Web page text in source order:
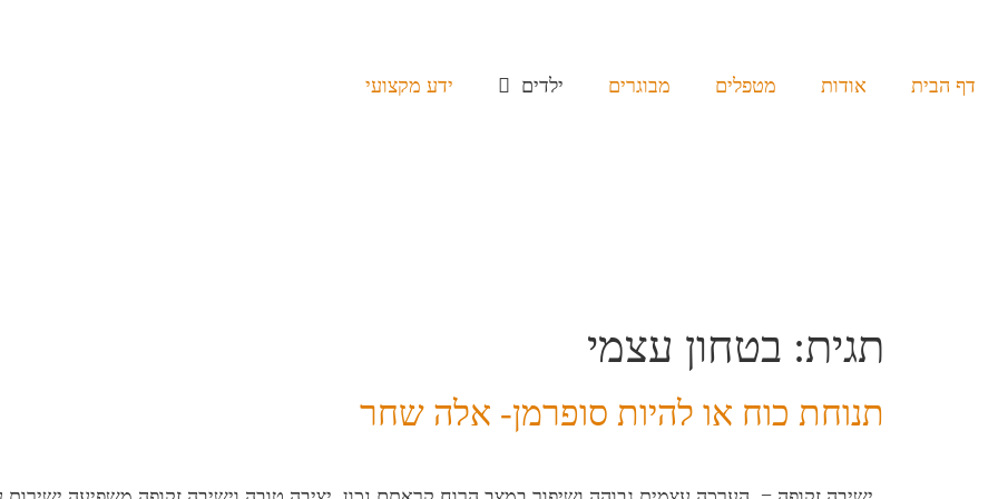
דף הבית אודות מטפלים מבוגרים ילדים ידע מקצועי
תגית: בטחון עצמי
תנוחת כוח או להיות סופרמן- אלה שחר